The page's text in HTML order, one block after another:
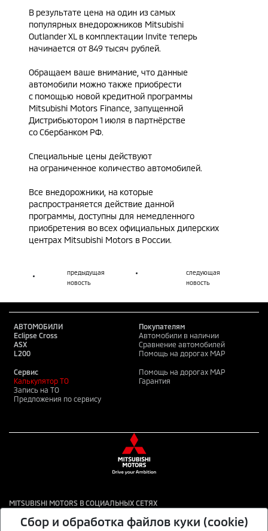
В результате цена на один из самых
популярных внедорожников Mitsubishi
Outlander XL в комплектации Invite теперь
начинается от 849 тысяч рублей.
Обращаем ваше внимание, что данные
автомобили можно также приобрести
с помощью новой кредитной программы
Mitsubishi Motors Finance, запущенной
Дистрибьютором 1 июля в партнёрстве
со Сбербанком РФ.
Специальные цены действуют
на ограниченное количество автомобилей.
Все внедорожники, на которые
распространяется действие данной
программы, доступны для немедленного
приобретения во всех официальных дилерских
центрах Mitsubishi Motors в России.
предыдущая
новость
следующая
новость
АВТОМОБИЛИ
Eclipse Cross
ASX
L200
Покупателям
Автомобили в наличии
Сравнение автомобилей
Помощь на дорогах MAP
Сервис
Калькулятор ТО
Запись на ТО
Предложения по сервису
Помощь на дорогах MAP
Гарантия
MITSUBISHI MOTORS В СОЦИАЛЬНЫХ СЕТЯХ
Сбор и обработка файлов куки (cookie)